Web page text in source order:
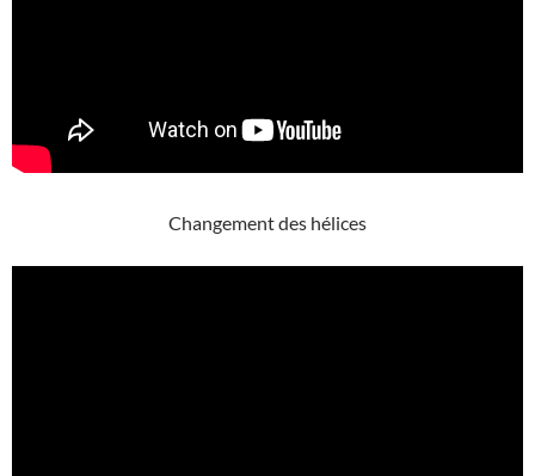
Changement des hélices